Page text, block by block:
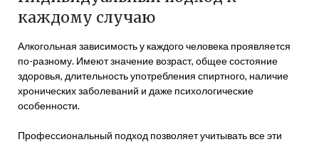
каждому случаю
Алкогольная зависимость у каждого человека проявляется
по-разному. Имеют значение возраст, общее состояние
здоровья, длительность употребления спиртного, наличие
хронических заболеваний и даже психологические
особенности.
Профессиональный подход позволяет учитывать все эти